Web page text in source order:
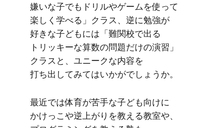
嫌いな子でも​ドリルや​ゲームを​使って​
楽しく​学べる」クラス、​逆に​勉強が​
好きな​子どもには​「難関校で​出る​
トリッキーな​算数の​問題だけの​演習」​
クラスと、​ユニークな​内容を​
打ち出してみては​いかがでしょうか。
最近では​体育が​苦手な​子ども​向けに​
かけっこや​逆​上がりを​教える​教室や、​